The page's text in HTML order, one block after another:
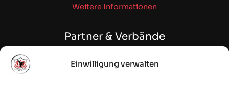
Einwilligung verwalten
Weitere Informationen
Partner & Verbände
WAKO NDS | NSKBV e.V.